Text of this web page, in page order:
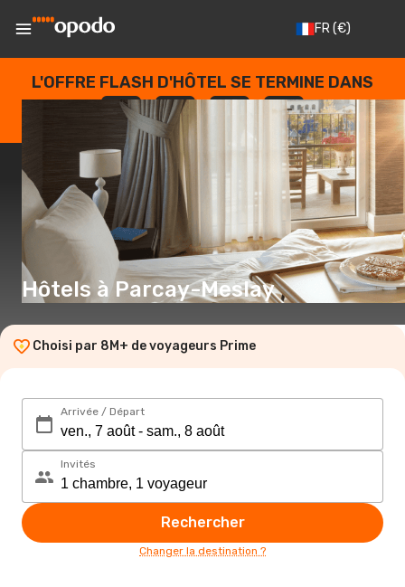
FR(€)
L'OFFRE FLASH D'HÔTEL SE TERMINE DANS
--
JOURS
: --
HEURES
: --
SECONDES
Hôtels à Parcay-Meslay
Choisi par 8M+ de voyageurs Prime
Arrivée / Départ
Invités
Rechercher
Changer la destination ?